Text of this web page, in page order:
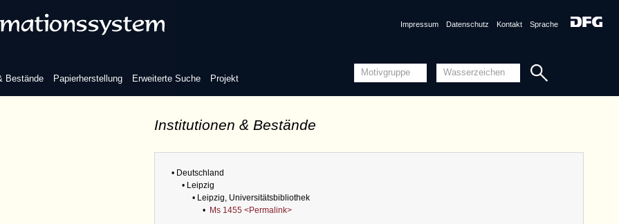
Bestände Papierherstellung Erweiterte Suche Projekt
Impressum Datenschutz Kontakt Sprache
Institutionen & Bestände
• Deutschland
• Leipzig
• Leipzig, Universitätsbibliothek
• Ms 1455 <Permalink>